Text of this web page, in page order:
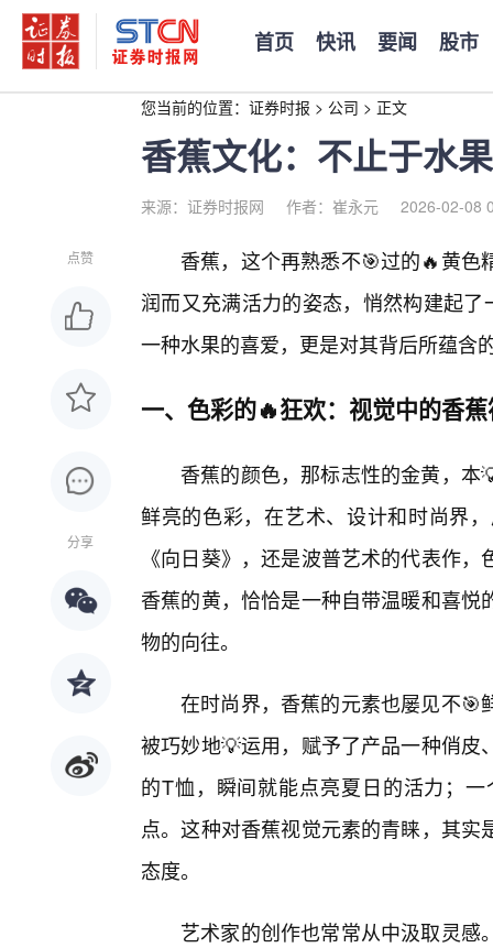
首页 快讯 要闻 股市
您当前的位置： 证券时报 > 公司 > 正文
香蕉文化：不止于水
来源：证券时报网 作者：崔永元 2026-02-08
点赞
分享
香蕉，这个再熟悉不🎯过的🔥黄
润而又充满活力的姿态，悄然构建起
一种水果的喜爱，更是对其背后所蕴含
一、色彩的🔥狂欢：视觉中的香
香蕉的颜色，那标志性的金黄，
鲜亮的色彩，在艺术、设计和时尚界
《向日葵》，还是波普艺术的代表作
香蕉的黄，恰恰是一种自带温暖和喜
物的向往。
在时尚界，香蕉的元素也屡见不🎯
被巧妙地💡运用，赋予了产品一种俏
的T恤，瞬间就能点亮夏日的活力；
点。这种对香蕉视觉元素的青睐，其
态度。
艺术家的创作也常常从中汲取灵